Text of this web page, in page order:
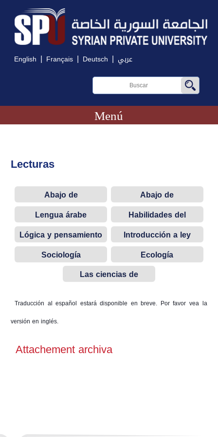
English | Français | Deutsch | عربي
Menú
Lecturas
Abajo de
construcción
Abajo de
construcción
Lengua árabe
Habilidades del
ordenador
Lógica y pensamiento
científico
Introducción a ley
Sociología
Ecología
Las ciencias de
Traducción al español estará disponible en breve. Por favor vea la
versión en inglés.
Attachement archiva